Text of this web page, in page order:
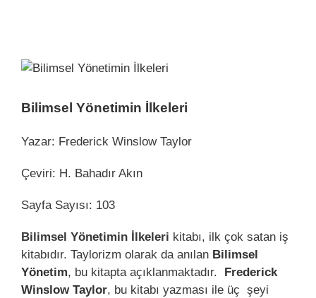
View
Image
Bilimsel Yönetimin İlkeleri
Yazar: Frederick Winslow Taylor
Çeviri: H. Bahadır Akın
Sayfa Sayısı: 103
Bilimsel Yönetimin İlkeleri kitabı, ilk çok satan iş
kitabıdır. Taylorizm olarak da anılan Bilimsel
Yönetim, bu kitapta açıklanmaktadır.
Frederick
Winslow Taylor, bu kitabı yazması ile üç şeyi